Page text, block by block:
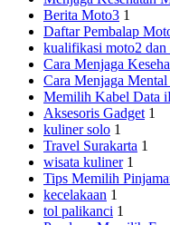
Berita Moto3 1
Daftar Pembalap
kualifikasi moto2 dan
Cara Menjaga
Cara Menjaga
Memilih Kabel Data
Aksesoris Gadget 1
kuliner solo 1
Travel Surakarta 1
wisata kuliner 1
Tips Memilih
kecelakaan 1
tol palikanci 1